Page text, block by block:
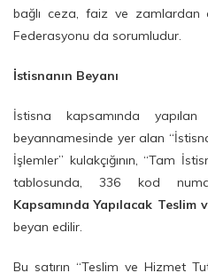
bağlı ceza, faiz ve zamlardan
Federasyonu da sorumludur.
İstisnanın Beyanı
İstisna kapsamında
beyannamesinde yer alan
İşlemler” kulakçığının, “Tam
tablosunda, 336 kod
Kapsamında Yapılacak Teslim
beyan edilir.
Bu satırın “Teslim ve Hizmet